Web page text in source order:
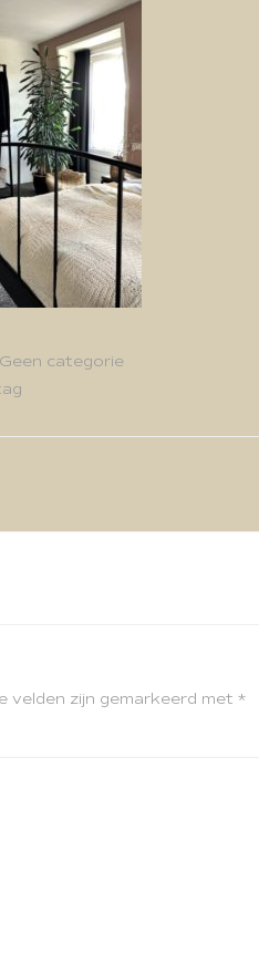
Geen categorie
velden zijn gemarkeerd met *